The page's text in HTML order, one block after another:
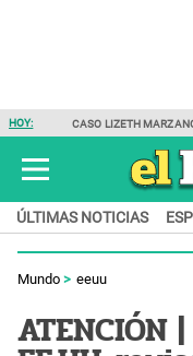
HOY: CASO LIZETH
ÚLTIMAS NOTICIAS
Mundo eeuu